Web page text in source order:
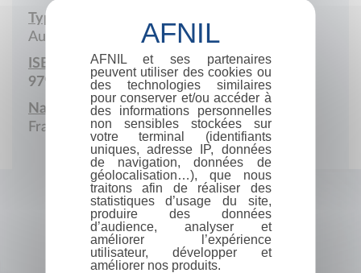
Type de société :
Auto-édition
ISBN :
979-10-976062
Nationalité :
France
AFNIL et ses partenaires
peuvent utiliser des cookies ou
des technologies similaires
pour conserver et/ou accéder à
des informations personnelles
non sensibles stockées sur
votre terminal (identifiants
uniques, adresse IP, données
de navigation, données de
géolocalisation…), que nous
traitons afin de réaliser des
statistiques d’usage du site,
produire des données
d’audience, analyser et
améliorer l’expérience
utilisateur, développer et
améliorer nos produits.